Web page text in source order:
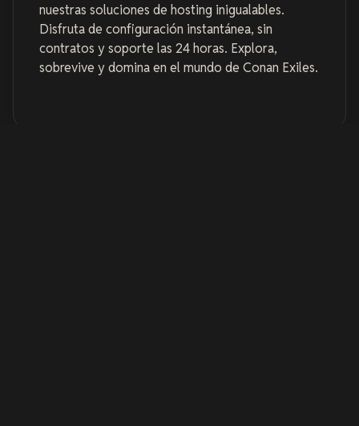
nuestras soluciones de hosting inigualables.
Disfruta de configuración instantánea, sin
contratos y soporte las 24 horas. Explora,
sobrevive y domina en el mundo de Conan Exiles.